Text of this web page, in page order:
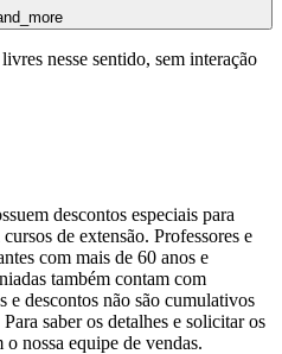
nesse sentido, sem interação
descontos especiais para
de extensão. Professores e
com mais de 60 anos e
também contam com
e descontos não são cumulativos
saber os detalhes e solicitar os
nossa equipe de vendas.